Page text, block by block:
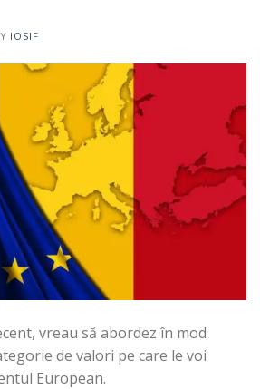
IOSIF
vreau să abordez în mod
de valori pe care le voi
European.